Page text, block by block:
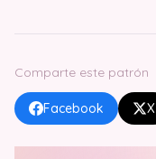
Comparte este patrón
Facebook X